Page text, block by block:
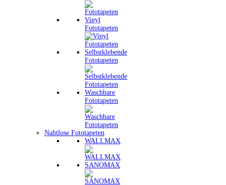
Vinyl
Fototapeten
Selbstklebende
Fototapeten
Waschbare
Fototapeten
Nahtlose Fototapeten
WALLMAX
SANOMAX